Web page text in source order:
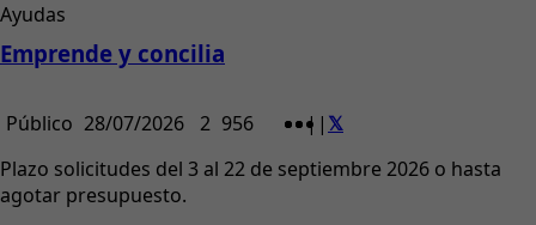
Ayudas
Emprende y concilia
Público 28/07/2026 2 956 | |
Plazo solicitudes del 3 al 22 de septiembre 2026 o hasta
agotar presupuesto.